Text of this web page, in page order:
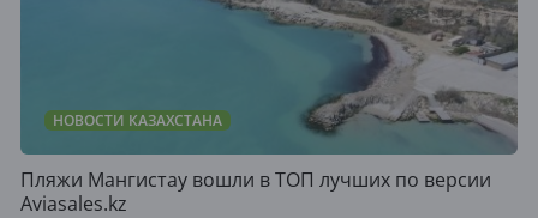
НОВОСТИ КАЗАХСТАНА
Пляжи Мангистау вошли в ТОП лучших по версии
Aviasales.kz